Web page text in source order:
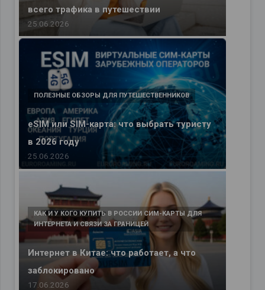
всего трафика в путешествии
25.06.2026
eSIM или SIM-карта: что выбрать туристу
в 2026 году
ПОЛЕЗНЫЕ ОБЗОРЫ ДЛЯ ПУТЕШЕСТВЕННИКОВ
25.06.2026
Интернет в Китае: что работает, а что
заблокировано
КАК И У КОГО КУПИТЬ В РОССИИ СИМ-КАРТЫ ДЛЯ
ИНТЕРНЕТА И СВЯЗИ ЗА ГРАНИЦЕЙ
17.06.2026